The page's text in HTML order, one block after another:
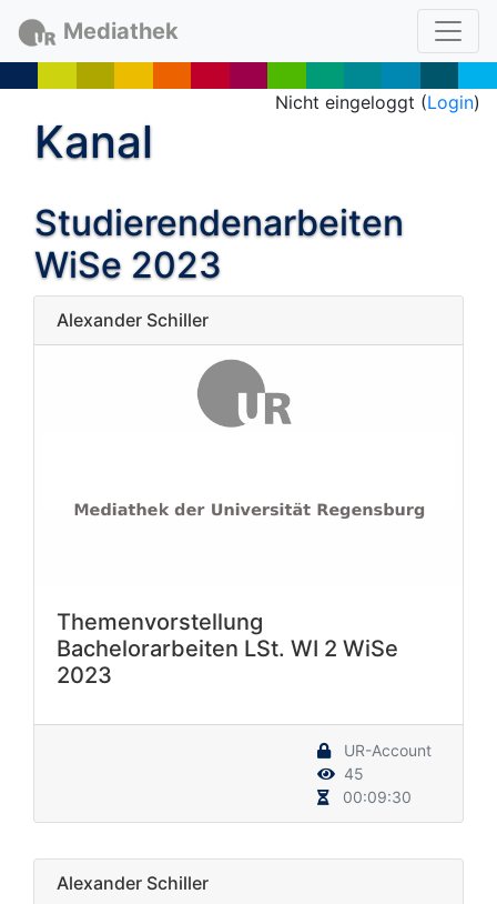
Mediathek
Nicht eingeloggt (Login)
Kanal
Studierendenarbeiten
WiSe 2023
Alexander Schiller
Themenvorstellung
Bachelorarbeiten LSt. WI 2 WiSe
2023
UR-Account
45
00:09:30
Alexander Schiller